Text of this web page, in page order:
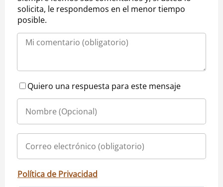
solicita, le respondemos en el menor tiempo
posible.
Quiero una respuesta para este mensaje
Política de Privacidad